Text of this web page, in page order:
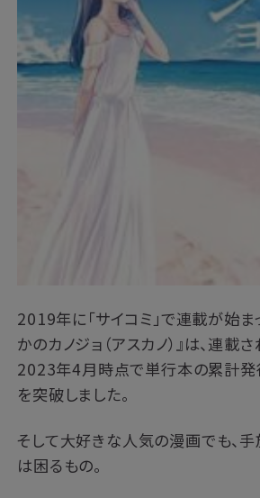
2019年に「サイコミ」で連載が始ま
かのカノジョ（アスカノ）』は、連載
2023年4月時点で単行本の累計
を突破しました。
そして大好きな人気の漫画でも、手
は困るもの。